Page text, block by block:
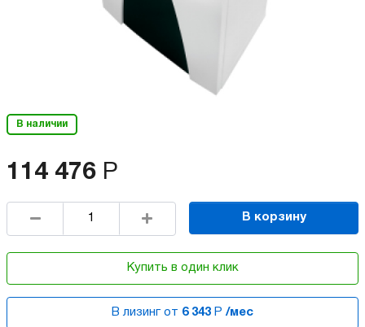
В наличии
114 476 Р
В корзину
Купить в один клик
В лизинг от 6 343 Р /мес